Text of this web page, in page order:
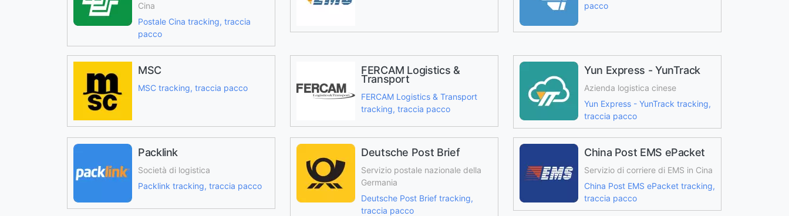
Cina
Postale Cina tracking, traccia
pacco
pacco
MSC
MSC tracking, traccia pacco
FERCAM Logistics &
Transport
FERCAM Logistics & Transport
tracking, traccia pacco
Yun Express - YunTrack
Azienda logistica cinese
Yun Express - YunTrack tracking,
traccia pacco
Packlink
Società di logistica
Packlink tracking, traccia pacco
Deutsche Post Brief
Servizio postale nazionale della
Germania
Deutsche Post Brief tracking,
traccia pacco
China Post EMS ePacket
Servizio di corriere di EMS in Cina
China Post EMS ePacket tracking,
traccia pacco